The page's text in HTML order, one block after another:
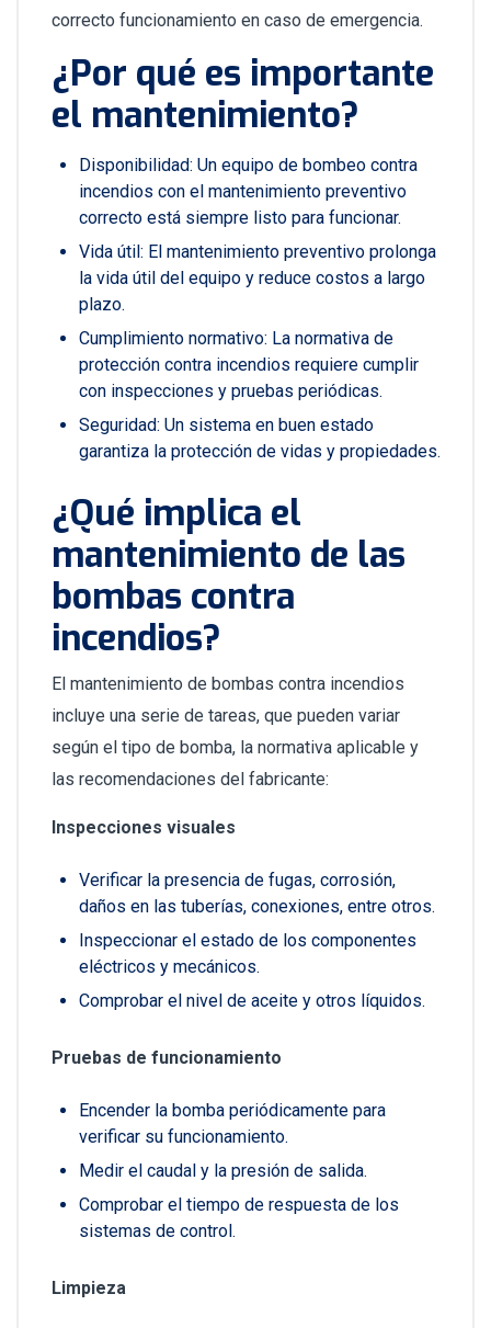
correcto funcionamiento en caso de emergencia.
¿Por qué es importante
el mantenimiento?
Disponibilidad: Un equipo de bombeo contra
incendios con el mantenimiento preventivo
correcto está siempre listo para funcionar.
Vida útil: El mantenimiento preventivo prolonga
la vida útil del equipo y reduce costos a largo
plazo.
Cumplimiento normativo: La normativa de
protección contra incendios requiere cumplir
con inspecciones y pruebas periódicas.
Seguridad: Un sistema en buen estado
garantiza la protección de vidas y propiedades.
¿Qué implica el
mantenimiento de las
bombas contra
incendios?
El mantenimiento de bombas contra incendios
incluye una serie de tareas, que pueden variar
según el tipo de bomba, la normativa aplicable y
las recomendaciones del fabricante:
Inspecciones visuales
Verificar la presencia de fugas, corrosión,
daños en las tuberías, conexiones, entre otros.
Inspeccionar el estado de los componentes
eléctricos y mecánicos.
Comprobar el nivel de aceite y otros líquidos.
Pruebas de funcionamiento
Encender la bomba periódicamente para
verificar su funcionamiento.
Medir el caudal y la presión de salida.
Comprobar el tiempo de respuesta de los
sistemas de control.
Limpieza